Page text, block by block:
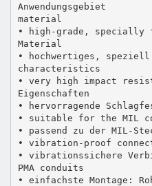
Anwendungsgebiet
material
• high-grade, specially
Material
• hochwertiges,
characteristics
• very high impact
Eigenschaften
• hervorragende
• suitable for the MIL
• passend zu der MIL-
• vibration-proof
• vibrationssichere
PMA conduits
• einfachste Montage: